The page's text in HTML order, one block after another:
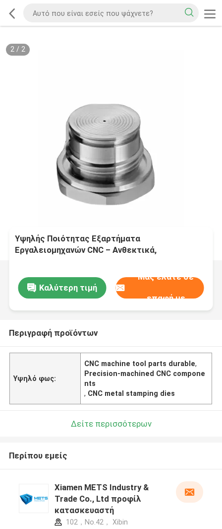
2/ 2
Υψηλής Ποιότητας Εξαρτήματα
Εργαλειομηχανών CNC – Ανθεκτικά,
Καλύτερη τιμή
Μας ελάτε σε
επαφή με
Περιγραφή προϊόντων
Υψηλό φως:
CNC machine tool parts durable,
Precision-machined CNC compone
nts
, CNC metal stamping dies
Δείτε περισσότερων
Περίπου εμείς
Xiamen METS Industry &
Trade Co., Ltd προφίλ
κατασκευαστή
102，No.42， Xibin